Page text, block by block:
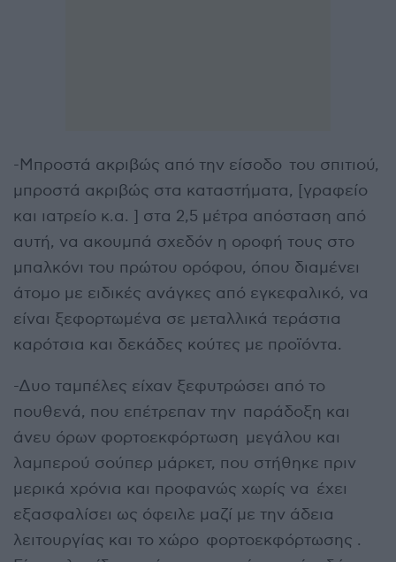
-Μπροστά ακριβώς από την είσοδο του σπιτιού,
μπροστά ακριβώς στα καταστήματα, [γραφείο
και ιατρείο κ.α. ] στα 2,5 μέτρα απόσταση από
αυτή, να ακουμπά σχεδόν η οροφή τους στο
μπαλκόνι του πρώτου ορόφου, όπου διαμένει
άτομο με ειδικές ανάγκες από εγκεφαλικό, να
είναι ξεφορτωμένα σε μεταλλικά τεράστια
καρότσια και δεκάδες κούτες με προϊόντα.
-Δυο ταμπέλες είχαν ξεφυτρώσει από το
πουθενά, που επέτρεπαν την παράδοξη και
άνευ όρων φορτοεκφόρτωση μεγάλου και
λαμπερού σούπερ μάρκετ, που στήθηκε πριν
μερικά χρόνια και προφανώς χωρίς να έχει
εξασφαλίσει ως όφειλε μαζί με την άδεια
λειτουργίας και το χώρο φορτοεκφόρτωσης .